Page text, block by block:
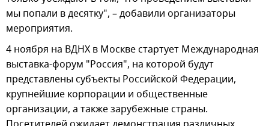
мы попали в десятку", – добавили организаторы
мероприятия.
4 ноября на ВДНХ в Москве стартует Международная
выставка-форум "Россия", на которой будут
представлены субъекты Российской Федерации,
крупнейшие корпорации и общественные
организации, а также зарубежные страны.